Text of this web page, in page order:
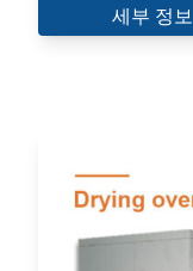
세부 정보